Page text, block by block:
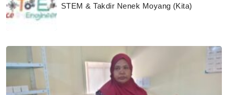
STEM & Takdir Nenek Moyang (Kita)